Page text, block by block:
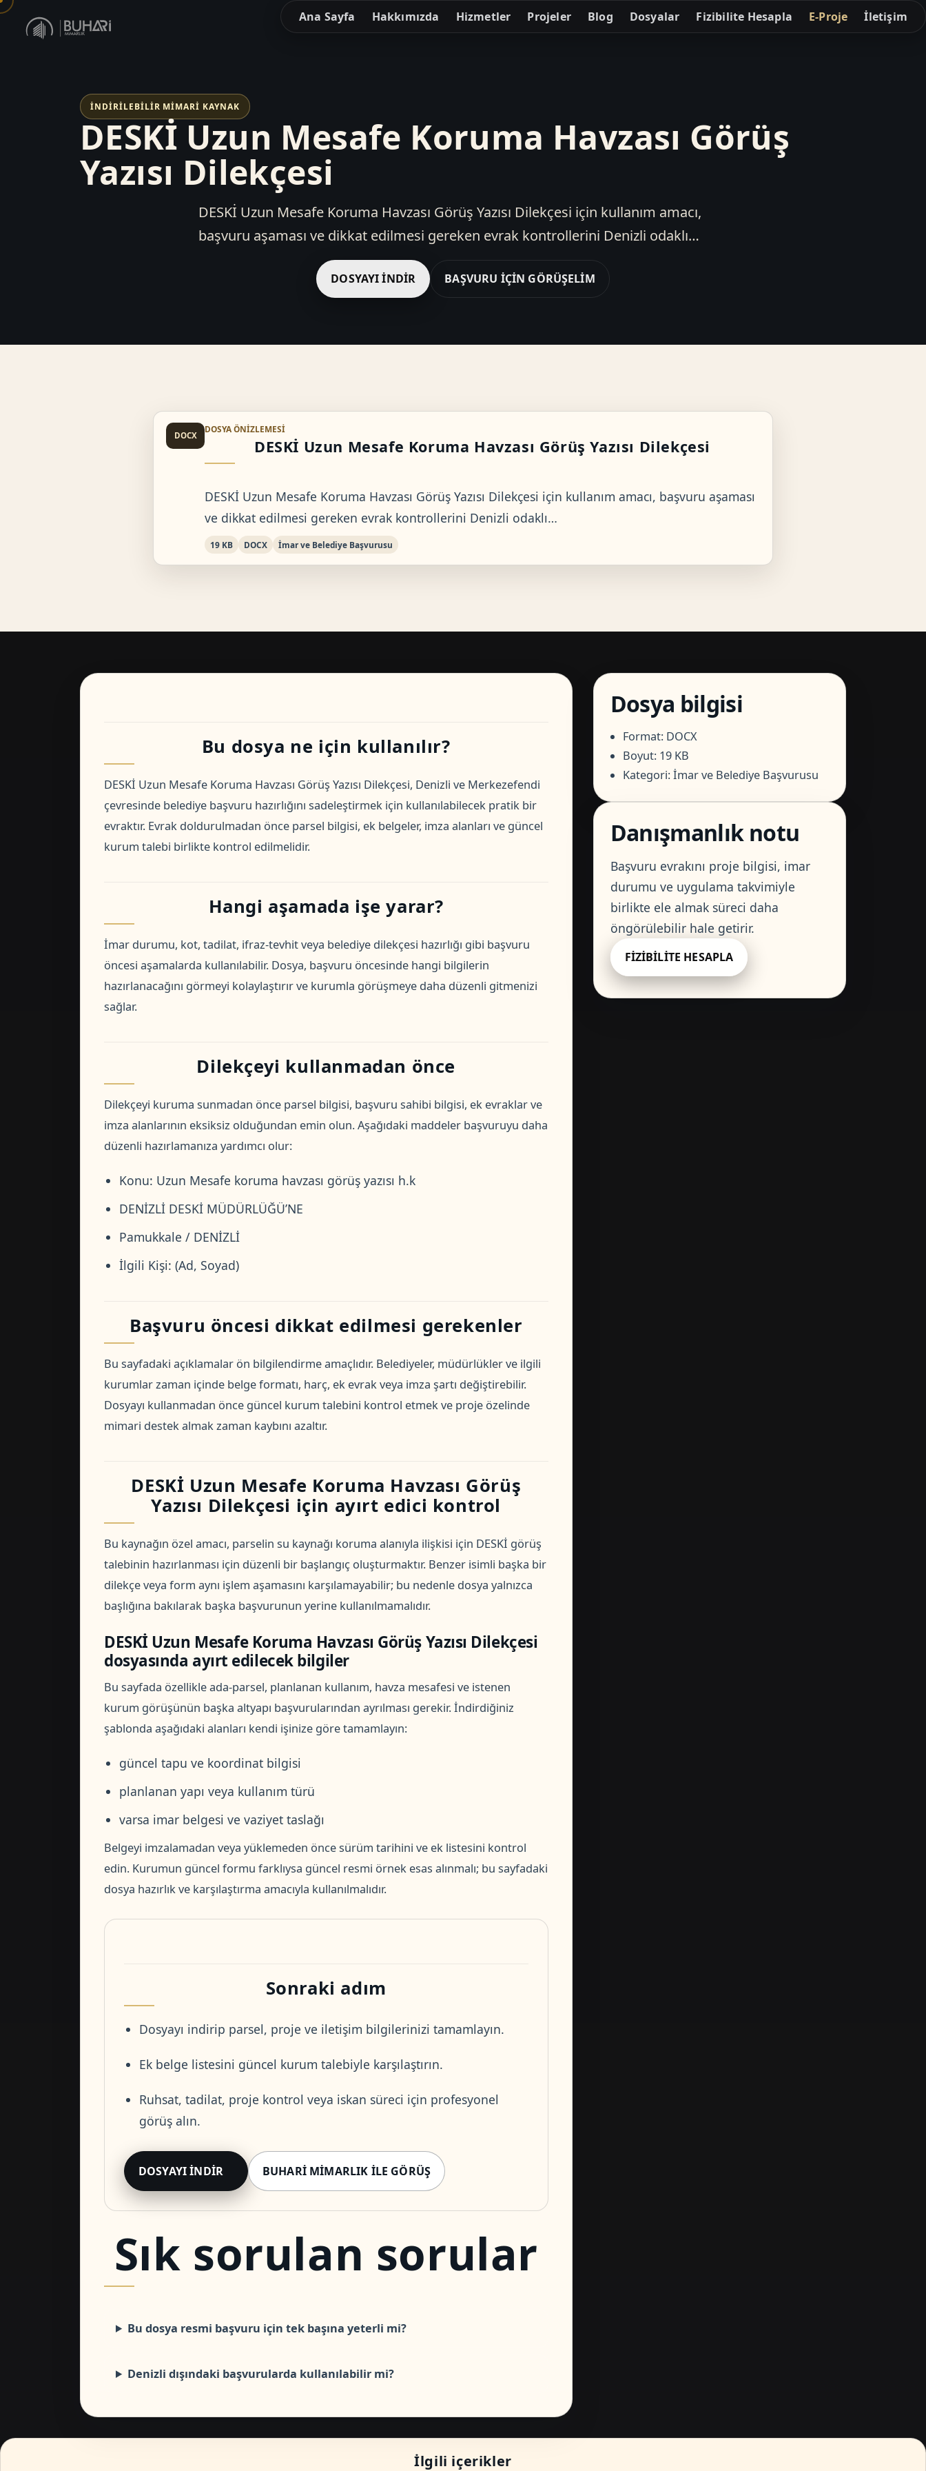
Ana Sayfa Hakkımızda Hizmetler Projeler Blog Dosyalar Fizibilite Hesapla E-Proje İletişim
İNDIRILEBILIR MIMARI KAYNAK
DESKİ Uzun Mesafe Koruma Havzası Görüş
Yazısı Dilekçesi
DESKİ Uzun Mesafe Koruma Havzası Görüş Yazısı Dilekçesi için kullanım amacı,
başvuru aşaması ve dikkat edilmesi gereken evrak kontrollerini Denizli odaklı…
DOSYAYI İNDIR BAŞVURU İÇIN GÖRÜŞELIM
DOCX
DOSYA ÖNIZLEMESI
DESKİ Uzun Mesafe Koruma Havzası Görüş Yazısı Dilekçesi
DESKİ Uzun Mesafe Koruma Havzası Görüş Yazısı Dilekçesi için kullanım amacı, başvuru aşaması
ve dikkat edilmesi gereken evrak kontrollerini Denizli odaklı…
19 KB DOCX İmar ve Belediye Başvurusu
Bu dosya ne için kullanılır?
DESKİ Uzun Mesafe Koruma Havzası Görüş Yazısı Dilekçesi, Denizli ve Merkezefendi
çevresinde belediye başvuru hazırlığını sadeleştirmek için kullanılabilecek pratik bir
evraktır. Evrak doldurulmadan önce parsel bilgisi, ek belgeler, imza alanları ve güncel
kurum talebi birlikte kontrol edilmelidir.
Hangi aşamada işe yarar?
İmar durumu, kot, tadilat, ifraz-tevhit veya belediye dilekçesi hazırlığı gibi başvuru
öncesi aşamalarda kullanılabilir. Dosya, başvuru öncesinde hangi bilgilerin
hazırlanacağını görmeyi kolaylaştırır ve kurumla görüşmeye daha düzenli gitmenizi
sağlar.
Dilekçeyi kullanmadan önce
Dilekçeyi kuruma sunmadan önce parsel bilgisi, başvuru sahibi bilgisi, ek evraklar ve
imza alanlarının eksiksiz olduğundan emin olun. Aşağıdaki maddeler başvuruyu daha
düzenli hazırlamanıza yardımcı olur:
Konu: Uzun Mesafe koruma havzası görüş yazısı h.k
DENİZLİ DESKİ MÜDÜRLÜĞÜ’NE
Pamukkale / DENİZLİ
İlgili Kişi: (Ad, Soyad)
Başvuru öncesi dikkat edilmesi gerekenler
Bu sayfadaki açıklamalar ön bilgilendirme amaçlıdır. Belediyeler, müdürlükler ve ilgili
kurumlar zaman içinde belge formatı, harç, ek evrak veya imza şartı değiştirebilir.
Dosyayı kullanmadan önce güncel kurum talebini kontrol etmek ve proje özelinde
mimari destek almak zaman kaybını azaltır.
DESKİ Uzun Mesafe Koruma Havzası Görüş
Yazısı Dilekçesi için ayırt edici kontrol
Bu kaynağın özel amacı, parselin su kaynağı koruma alanıyla ilişkisi için DESKİ görüş
talebinin hazırlanması için düzenli bir başlangıç oluşturmaktır. Benzer isimli başka bir
dilekçe veya form aynı işlem aşamasını karşılamayabilir; bu nedenle dosya yalnızca
başlığına bakılarak başka başvurunun yerine kullanılmamalıdır.
DESKİ Uzun Mesafe Koruma Havzası Görüş Yazısı Dilekçesi
dosyasında ayırt edilecek bilgiler
Bu sayfada özellikle ada-parsel, planlanan kullanım, havza mesafesi ve istenen
kurum görüşünün başka altyapı başvurularından ayrılması gerekir. İndirdiğiniz
şablonda aşağıdaki alanları kendi işinize göre tamamlayın:
güncel tapu ve koordinat bilgisi
planlanan yapı veya kullanım türü
varsa imar belgesi ve vaziyet taslağı
Belgeyi imzalamadan veya yüklemeden önce sürüm tarihini ve ek listesini kontrol
edin. Kurumun güncel formu farklıysa güncel resmi örnek esas alınmalı; bu sayfadaki
dosya hazırlık ve karşılaştırma amacıyla kullanılmalıdır.
Sonraki adım
Dosyayı indirip parsel, proje ve iletişim bilgilerinizi tamamlayın.
Ek belge listesini güncel kurum talebiyle karşılaştırın.
Ruhsat, tadilat, proje kontrol veya iskan süreci için profesyonel
görüş alın.
DOSYAYI İNDIR BUHARI MIMARLIK ILE GÖRÜŞ
Sık sorulan sorular
Bu dosya resmi başvuru için tek başına yeterli mi?
Denizli dışındaki başvurularda kullanılabilir mi?
Dosya bilgisi
Format: DOCX
Boyut: 19 KB
Kategori: İmar ve Belediye Başvurusu
Danışmanlık notu
Başvuru evrakını proje bilgisi, imar
durumu ve uygulama takvimiyle
birlikte ele almak süreci daha
öngörülebilir hale getirir.
FIZIBILITE HESAPLA
İlgili içerikler